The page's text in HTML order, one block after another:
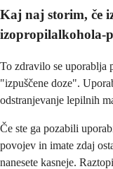
Kaj naj storim, če
izopropilalkohola-
To zdravilo se uporablja
"izpuščene doze".
odstranjevanje lepilnih
Če ste ga pozabili
povojev in imate zdaj
nanesete kasneje.